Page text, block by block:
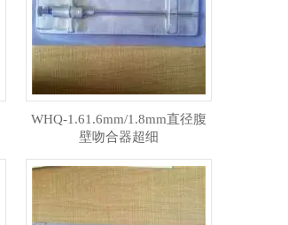
WHQ-1.61.6mm/1.8mm直径腹
壁吻合器超细